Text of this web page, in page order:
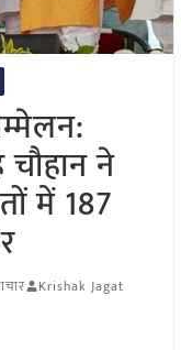
चौहान ने
में 187
Krishak Jagat